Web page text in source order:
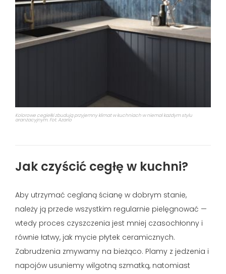
Kolorowe cegiełki zbudują przyjemny klimat w kuchniach w niemal każdym stylu
aranżacyjnym. Fot. Azario
Jak czyścić cegłę w kuchni?
Aby utrzymać ceglaną ścianę w dobrym stanie,
należy ją przede wszystkim regularnie pielęgnować —
wtedy proces czyszczenia jest mniej czasochłonny i
równie łatwy, jak mycie płytek ceramicznych.
Zabrudzenia zmywamy na bieżąco. Plamy z jedzenia i
napojów usuniemy wilgotną szmatką, natomiast